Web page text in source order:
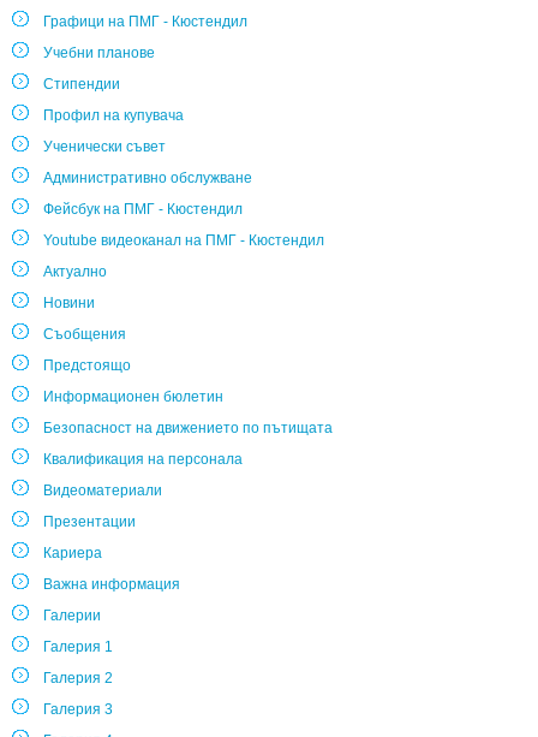
Графици на ПМГ - Кюстендил
Учебни планове
Стипендии
Профил на купувача
Ученически съвет
Административно обслужване
Фейсбук на ПМГ - Кюстендил
Youtube видеоканал на ПМГ - Кюстендил
Актуално
Новини
Съобщения
Предстоящо
Информационен бюлетин
Безопасност на движението по пътищата
Квалификация на персонала
Видеоматериали
Презентации
Кариера
Важна информация
Галерии
Галерия 1
Галерия 2
Галерия 3